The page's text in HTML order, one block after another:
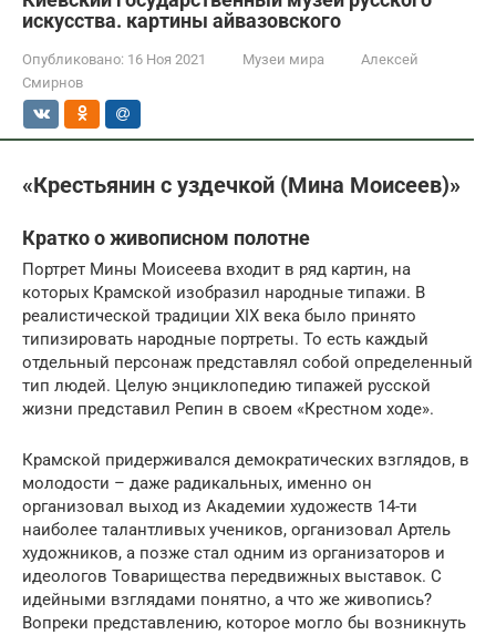
искусства. картины айвазовского
Опубликовано: 16 Ноя 2021 Музеи мира
Алексей
Смирнов
«Крестьянин с уздечкой (Мина Моисеев)»
Кратко о живописном полотне
Портрет Мины Моисеева входит в ряд картин, на
которых Крамской изобразил народные типажи. В
реалистической традиции ХIХ века было принято
типизировать народные портреты. То есть каждый
отдельный персонаж представлял собой определенный
тип людей. Целую энциклопедию типажей русской
жизни представил Репин в своем «Крестном ходе».
Крамской придерживался демократических взглядов, в
молодости – даже радикальных, именно он
организовал выход из Академии художеств 14-ти
наиболее талантливых учеников, организовал Артель
художников, а позже стал одним из организаторов и
идеологов Товарищества передвижных выставок. С
идейными взглядами понятно, а что же живопись?
Вопреки представлению, которое могло бы возникнуть